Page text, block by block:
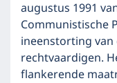
augustus 1991
Communistische
ineenstorting van
rechtvaardigen.
flankerende